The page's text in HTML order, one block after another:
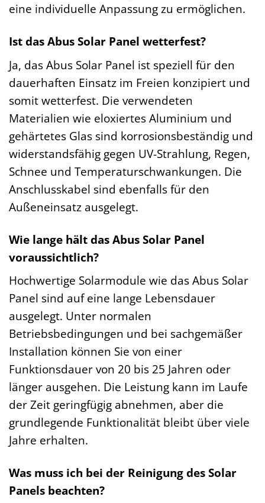
eine individuelle Anpassung zu ermöglichen.
Ist das Abus Solar Panel wetterfest?
Ja, das Abus Solar Panel ist speziell für den
dauerhaften Einsatz im Freien konzipiert und
somit wetterfest. Die verwendeten
Materialien wie eloxiertes Aluminium und
gehärtetes Glas sind korrosionsbeständig und
widerstandsfähig gegen UV-Strahlung, Regen,
Schnee und Temperaturschwankungen. Die
Anschlusskabel sind ebenfalls für den
Außeneinsatz ausgelegt.
Wie lange hält das Abus Solar Panel
voraussichtlich?
Hochwertige Solarmodule wie das Abus Solar
Panel sind auf eine lange Lebensdauer
ausgelegt. Unter normalen
Betriebsbedingungen und bei sachgemäßer
Installation können Sie von einer
Funktionsdauer von 20 bis 25 Jahren oder
länger ausgehen. Die Leistung kann im Laufe
der Zeit geringfügig abnehmen, aber die
grundlegende Funktionalität bleibt über viele
Jahre erhalten.
Was muss ich bei der Reinigung des Solar
Panels beachten?